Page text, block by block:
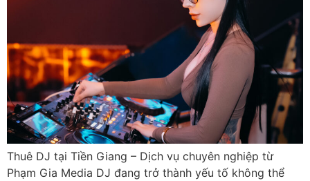
Thuê DJ tại Tiền Giang – Dịch vụ chuyên nghiệp từ
Phạm Gia Media DJ đang trở thành yếu tố không thể